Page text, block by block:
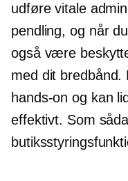
udføre vitale
pendling, og når
også være
med dit bredbånd.
hands-on og kan
effektivt. Som